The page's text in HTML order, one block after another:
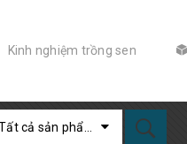
Kinh nghiệm trồng sen